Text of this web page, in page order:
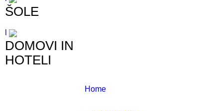
ŠOLE
DOMOVI IN
HOTELI
Home